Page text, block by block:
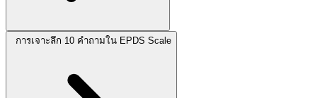
การเจาะลึก 10 คำถามใน EPDS Scale